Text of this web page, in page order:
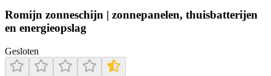
Romijn zonneschijn | zonnepanelen, thuisbatterijen
en energieopslag
Gesloten